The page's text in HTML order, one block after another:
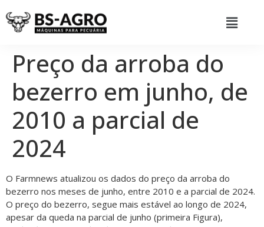
Preço da arroba do
bezerro em junho, de
2010 a parcial de
2024
O Farmnews atualizou os dados do preço da arroba do
bezerro nos meses de junho, entre 2010 e a parcial de 2024.
O preço do bezerro, segue mais estável ao longo de 2024,
apesar da queda na parcial de junho (primeira Figura),